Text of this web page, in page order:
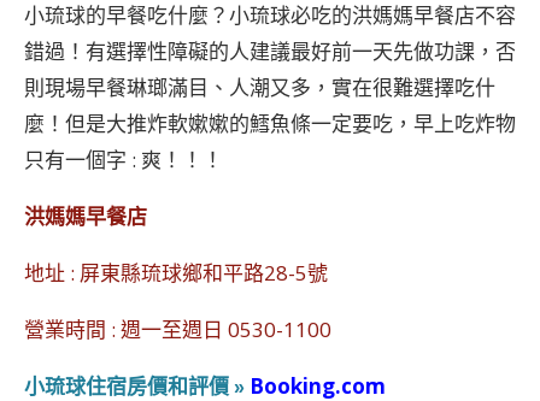
小琉球的早餐吃什麼？小琉球必吃的洪媽媽早餐店不容
錯過！有選擇性障礙的人建議最好前一天先做功課，否
則現場早餐琳瑯滿目、人潮又多，實在很難選擇吃什
麼！但是大推炸軟嫰嫰的鱈魚條一定要吃，早上吃炸物
只有一個字 : 爽！！！
洪媽媽早餐店
地址 : 屏東縣琉球鄉和平路28-5號
營業時間 : 週一至週日 0530-1100
小琉球住宿房價和評價 » Booking.com